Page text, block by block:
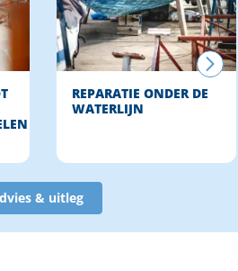
REPARATIE ONDER DE
WATERLIJN
& uitleg